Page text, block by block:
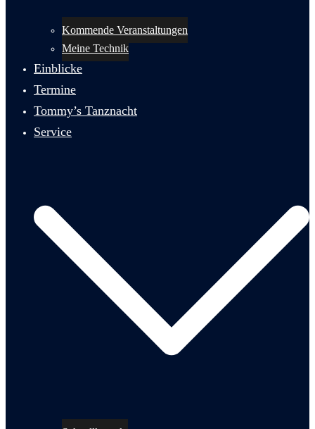
Kommende Veranstaltungen
Meine Technik
Einblicke
Termine
Tommy’s Tanznacht
Service